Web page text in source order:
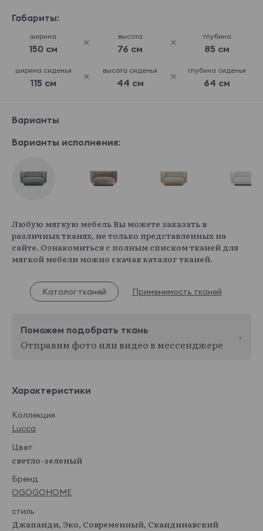
Габариты:
ширина
150 см
высота
76 см
глубина
85 см
ширина сиденья
115 см
высота сиденья
44 см
глубина сиденья
64 см
Варианты
Варианты исполнения:
Любую мягкую мебель Вы можете заказать в
различных тканях, не только представленных на
сайте. Ознакомиться с полным списком тканей для
мягкой мебели можно скачав каталог тканей.
Каталог тканей Применимость тканей
Поможем подобрать ткань
Отправим фото или видео в мессенджере
Характеристики
Коллекция
Lucca
Цвет
светло-зеленый
Бренд
OGOGOHOME
стиль
Джапанди, Эко, Современный, Скандинавский